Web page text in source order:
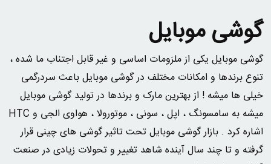
گوشی موبایل
گوشی موبایل یکی از ملزومات اساسی و غیر قابل اجتناب ما شده ،
تنوع برندها و امکانات مختلف در گوشی موبایل باعث سردرگمی
خیلی ها میشه ! از بهترین مارک و برندها در تولید گوشی موبایل
میشه به سامسونگ ، اپل ، سونی ، موتورولا ، هواوی الجی و HTC
اشاره کرد . بازار گوشی موبایل تحت تاثیر گوشی های چینی قرار
گرفته و تا چند سال آینده شاهد تغییر و تحولات زیادی در صنعت